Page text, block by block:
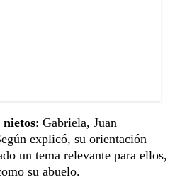
: Gabriela, Juan
explicó, su orientación
un tema relevante para ellos,
su abuelo.